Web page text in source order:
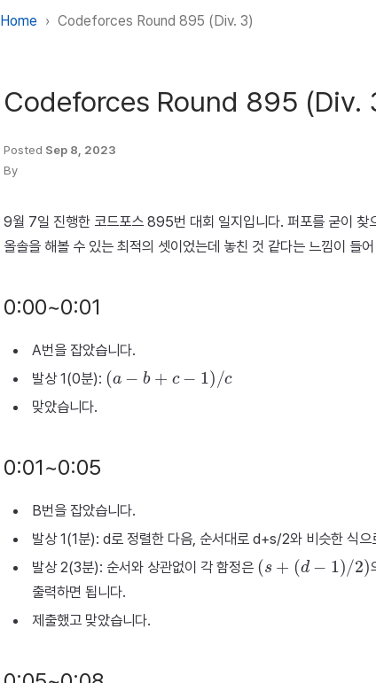
Home Codeforces Round 895 (Div. 3)
Codeforces Round 895 (Div.
Posted Sep 8, 2023
By
9월 7일 진행한 코드포스 895번 대회 일지입니다. 퍼포를 굳이
올솔을 해볼 수 있는 최적의 셋이었는데 놓친 것 같다는 느낌이 들
0:00~0:01
A번을 잡았습니다.
발상 1(0분): ( +
맞았습니다.
0:01~0:05
B번을 잡았습니다.
발상 1(1분): d로 정렬한 다음, 순서대로 d+s/2와 비슷한 식
발상 2(3분): 순서와 상관없이 각 함정은 ( d−1 2 )
출력하면 됩니다.
제출했고 맞았습니다.